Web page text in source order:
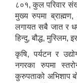
८०१, कुल परिवार
मुख्य रुपमा
लगायत सबै जात र
हिन्दु, बौद्ध, मुस्लिम,
कृषि, पर्यटन र
नगरका रुपमा
कुरुपताको अभिशाप